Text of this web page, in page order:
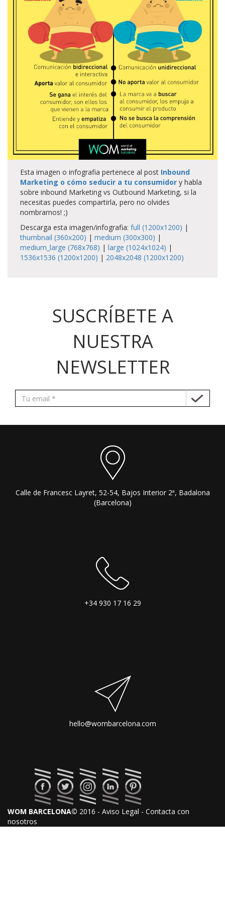
Esta imagen o infografia pertenece al post Inbound
Marketing o cómo seducir a tu consumidor y habla
sobre inbound Marketing vs Outbound Marketing, si la
necesitas puedes compartirla, pero no olvides
nombrarnos! ;)
Descarga esta imagen/infografia: full (1200x1200) |
thumbnail (360x200) | medium (300x300) |
medium_large (768x768) | large (1024x1024) |
1536x1536 (1200x1200) | 2048x2048 (1200x1200)
SUSCRÍBETE A
NUESTRA
NEWSLETTER
Calle de Francesc Layret, 52-54, Bajos Interior 2ª, Badalona
(Barcelona)
+34 930 17 16 29
hello@wombarcelona.com
WOM BARCELONA© 2016 - Aviso Legal - Contacta con
nosotros